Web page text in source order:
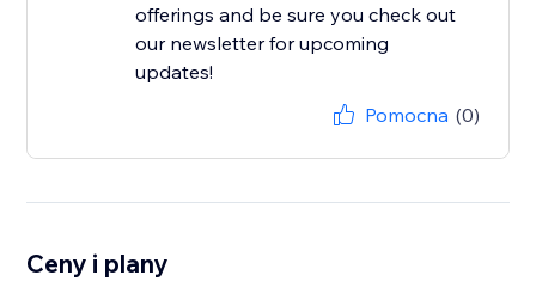
offerings and be sure you check out
our newsletter for upcoming
updates!
Pomocna (0)
Ceny i plany